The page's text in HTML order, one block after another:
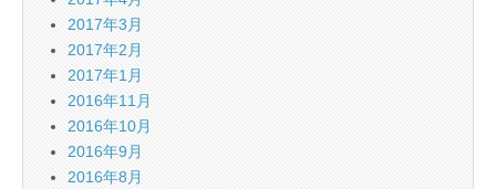
2017年3月
2017年2月
2017年1月
2016年11月
2016年10月
2016年9月
2016年8月